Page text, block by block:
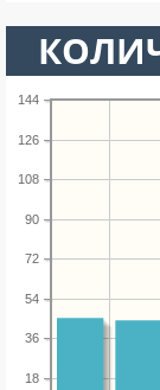
18
36
54
72
90
108
126
144